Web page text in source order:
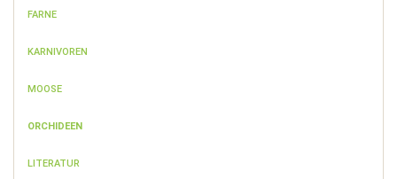
FARNE
KARNIVOREN
MOOSE
ORCHIDEEN
LITERATUR